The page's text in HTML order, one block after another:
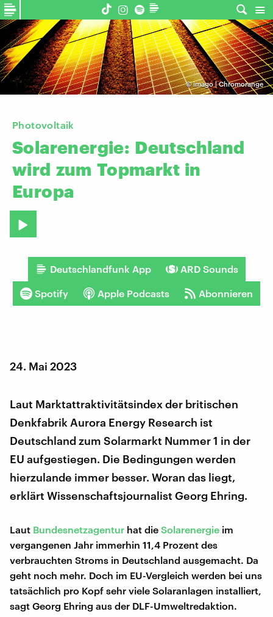
©imago | Chromorange
Photovoltaik
Solarenergie: Deutschland
wird zum Topmarkt in
Europa
Deutschlandfunk App ARD Sounds
Spotify Apple Podcasts Abonnieren
24. Mai 2023
Laut Marktattraktivitätsindex der britischen
Denkfabrik Aurora Energy Research ist
Deutschland zum Solarmarkt Nummer 1 in der
EU aufgestiegen. Die Bedingungen werden
hierzulande immer besser. Woran das liegt,
erklärt Wissenschaftsjournalist Georg Ehring.
Laut Bundesnetzagentur hat die Solarenergie im
vergangenen Jahr immerhin 11,4 Prozent des
verbrauchten Stroms in Deutschland ausgemacht. Da
geht noch mehr. Doch im EU-Vergleich werden bei uns
tatsächlich pro Kopf sehr viele Solaranlagen installiert,
sagt Georg Ehring aus der DLF-Umweltredaktion.